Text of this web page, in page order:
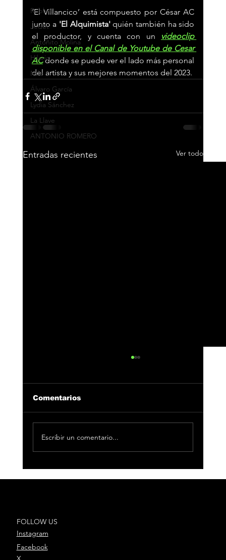
Robleis
Jedet
Antoñito Molina
Hilario
Milo J
Álvaro García
Lydia Sánchez
La Llave
ANTONIO ROMERO
‘El Villancico’ está compuesto por César AC
junto a 'El Alquimista' quién también ha sido
el productor, y cuenta con un videoclip
disponible en el Canal de Youtube de Cesar
AC donde se puede ver el lado más personal
del artista y sus mejores momentos del 2023.
Entradas recientes Ver todo
Comentarios
Escribir un comentario...
FOLLOW US
Instagram
Facebook